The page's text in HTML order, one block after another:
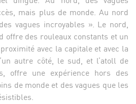
mais plus de monde. Au nord
vagues incroyables ». Le nord,
offre des rouleaux constants et un
avec la capitale et avec la
autre côté, le sud, et l’atoll de
offre une expérience hors des
de monde et des vagues que les